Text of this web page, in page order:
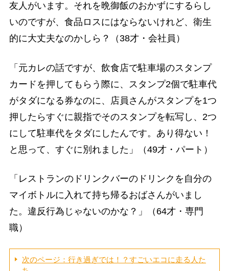
友人がいます。それを晩御飯のおかずにするらし
いのですが、食品ロスにはならないけれど、衛生
的に大丈夫なのかしら？（38才・会社員）
「元カレの話ですが、飲食店で駐車場のスタンプ
カードを押してもらう際に、スタンプ2個で駐車代
がタダになる券なのに、店員さんがスタンプを1つ
押したらすぐに親指でそのスタンプを転写し、2つ
にして駐車代をタダにしたんです。あり得ない！
と思って、すぐに別れました」（49才・パート）
「レストランのドリンクバーのドリンクを自分の
マイボトルに入れて持ち帰るおばさんがいまし
た。違反行為じゃないのかな？」（64才・専門
職）
次のページ：行き過ぎでは！？すごいエコに走る人た